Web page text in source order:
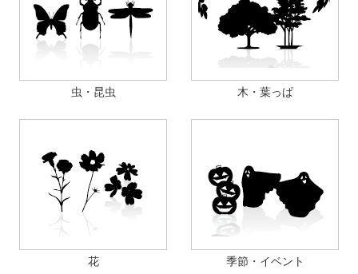
虫・昆虫 木・葉っぱ
花 季節・イベント